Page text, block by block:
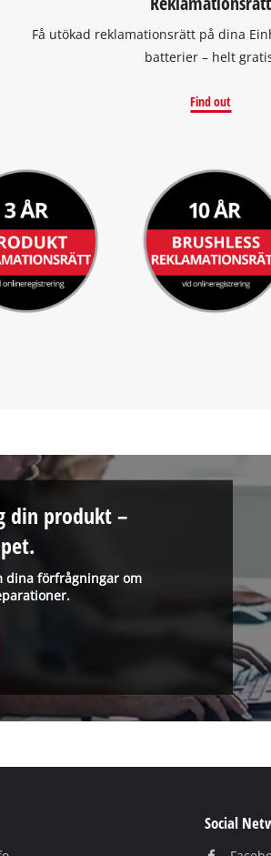
Få utökad reklamationsrätt på dina
batterier – helt
Find out
dina förfrågningar om
din produkt –
Social